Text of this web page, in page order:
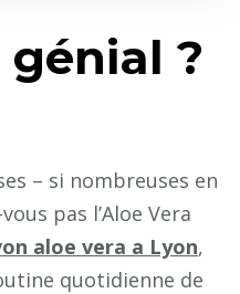
génial ?
– si nombreuses en
pas l’Aloe Vera
aloe vera a Lyon,
quotidienne de